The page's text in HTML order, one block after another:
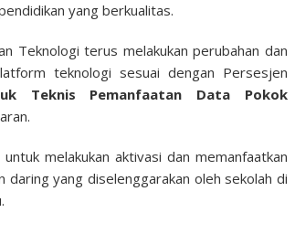
yang berkualitas.
Teknologi terus melakukan perubahan dan
teknologi sesuai dengan Persesjen
Teknis Pemanfaatan Data Pokok
melakukan aktivasi dan memanfaatkan
yang diselenggarakan oleh sekolah di